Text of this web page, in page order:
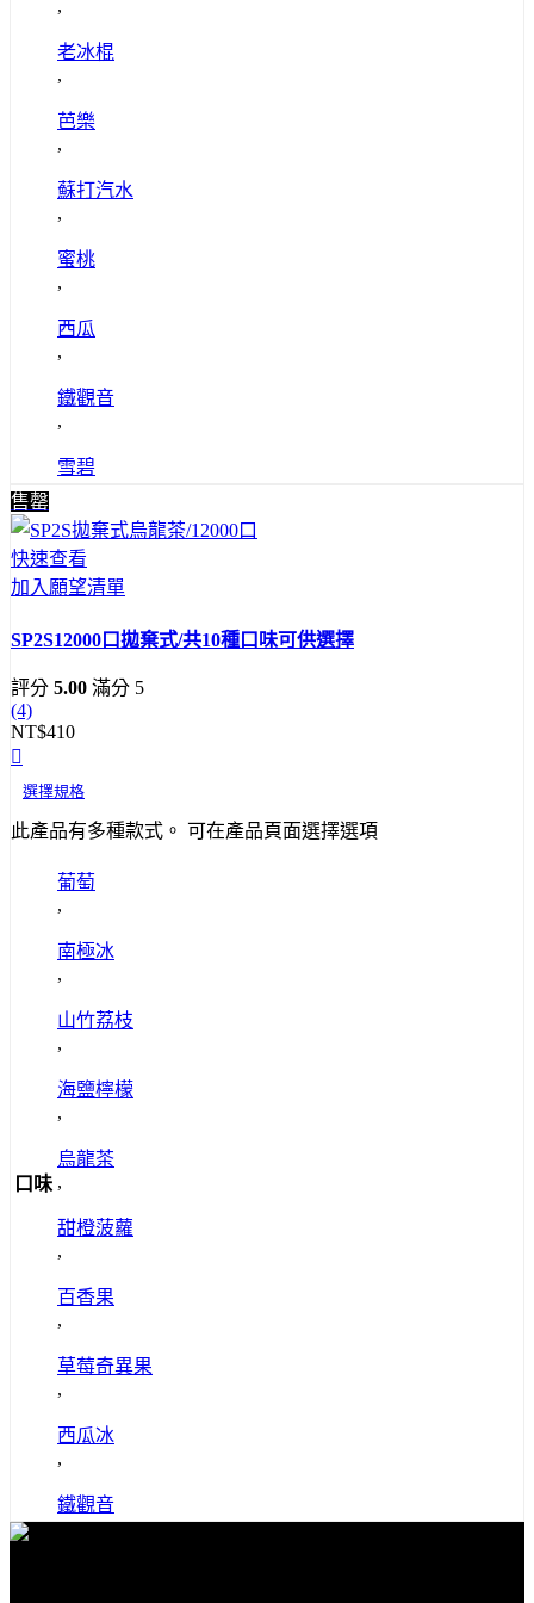
,
老冰棍
,
芭樂
,
蘇打汽水
,
蜜桃
,
西瓜
,
鐵觀音
,
雪碧
售罄
快速查看
加入願望清單
SP2S12000口拋棄式/共10種口味可供選擇
評分 5.00 滿分 5
(4)
NT$410
選擇規格
此產品有多種款式。 可在產品頁面選擇選項
口味
葡萄
,
南極冰
,
山竹荔枝
,
海鹽檸檬
,
烏龍茶
,
甜橙菠蘿
,
百香果
,
草莓奇異果
,
西瓜冰
,
鐵觀音